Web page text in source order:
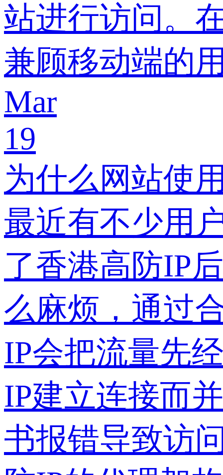
站进行访问。
兼顾移动端的
Mar
19
为什么网站使
最近有不少用
了香港高防IP
么麻烦，通过
IP会把流量先
IP建立连接而
书报错导致访